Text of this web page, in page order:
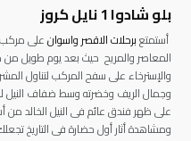
بلو شادوا 1 نايل كروز
أستمتعبرحلات الاقصر واسوانعلى مركب
المعاصر والمريح حيث بعد يوم طويل
والإسترخاء على سفح المركب لتناول
وجمال الريف وخضرته وسط ضفاف النيل
على ظهر فندق عائم فى النيل الخالد
ومشاهدة أثار أول حضارة فى التاريخ